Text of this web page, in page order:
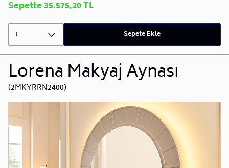
Sepette 35.575,20 TL
1 Sepete Ekle
Lorena Makyaj Aynası
(2MKYRRN2400)